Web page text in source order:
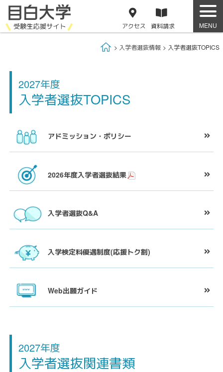
アクセス 資料請求
Home
入学者選抜情報 入学者選抜TOPICS
2027年度
入学者選抜TOPICS
アドミッション・ ポリシー
2026年度入学者選抜結果
入学者選抜Q&A
入学検定料優遇制度(応援トク割)
Web出願ガイド
2027年度
入学者選抜関連書類